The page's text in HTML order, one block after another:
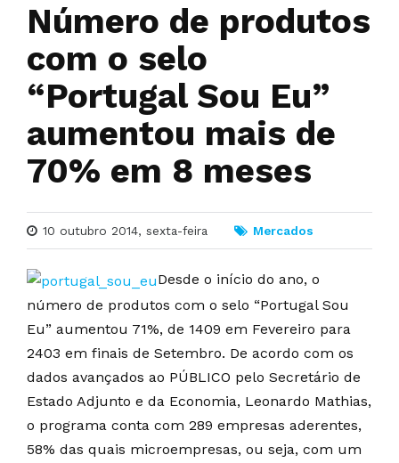
Número de produtos
com o selo
“Portugal Sou Eu”
aumentou mais de
70% em 8 meses
10 outubro 2014, sexta-feira Mercados
Desde o início do ano, o
número de produtos com o selo “Portugal Sou
Eu” aumentou 71%, de 1409 em Fevereiro para
2403 em finais de Setembro. De acordo com os
dados avançados ao PÚBLICO pelo Secretário de
Estado Adjunto e da Economia, Leonardo Mathias,
o programa conta com 289 empresas aderentes,
58% das quais microempresas, ou seja, com um